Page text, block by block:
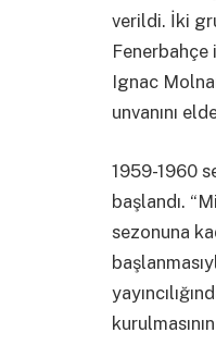
verildi. İki
Fenerbahçe
Ignac
unvanını
1959-1960
başlandı.
sezonuna